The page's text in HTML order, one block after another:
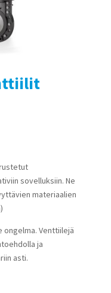
sovelluksiin. Ne
materiaalien
ongelma. Venttiilejä
ja
asti.